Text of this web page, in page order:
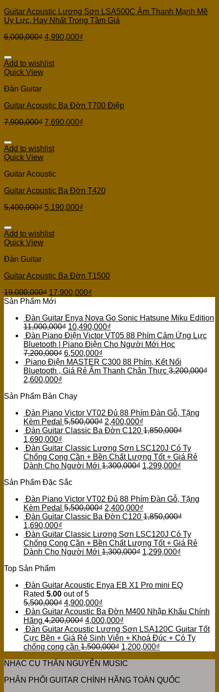
Guitar Acoustic Lương Sơn LSA500C Âm Thanh Mạnh Mẽ
Uy Lực, Hay Nhất Trong Tầm Giá
6,000,000₫ 4,990,000₫
Add to wishlist
Quick View
Đàn Guitar
Guitar Acoustic Ba Đờn T700 Điệp
7,900,000₫ 7,690,000₫
Add to wishlist
Quick View
Guitar Acoustic
Guitar Acoustic Ba Đờn T420
5,400,000₫ 5,190,000₫
Add to wishlist
Quick View
Đàn Guitar
Guitar Acoustic Ba Đờn T1500
19,000,000₫ 17,900,000₫
Sản Phẩm Mới
Đàn Guitar Enya Nova Go Sonic Hatsune Miku Edition
11,000,000₫ 10,490,000₫
Đàn Piano Điện Victor VT05 88 Phím Cảm Ứng Lực
Bluetooth | Piano Điện Cho Người Mới Học
7,200,000₫ 6,500,000₫
Piano Điện MASTER C300 88 Phím, Kết Nối
Bluetooth , Giá Rẻ Âm Thanh Chân Thực 3,200,000₫
2,600,000₫
Sản Phẩm Bán Chạy
Đàn Piano Victor VT02 Đủ 88 Phím Đàn Gỗ, Tặng
Kèm Pedal 5,500,000₫ 2,400,000₫
Đàn Guitar Classic Ba Đờn C120 1,850,000₫
1,690,000₫
Đàn Guitar Classic Lương Sơn LSC120J Có Ty
Chống Cong Cần + Bền Chất Lượng Tốt + Giá Rẻ
Dành Cho Người Mới 1,300,000₫ 1,299,000₫
Sản Phẩm Đặc Sắc
Đàn Piano Victor VT02 Đủ 88 Phím Đàn Gỗ, Tặng
Kèm Pedal 5,500,000₫ 2,400,000₫
Đàn Guitar Classic Ba Đờn C120 1,850,000₫
1,690,000₫
Đàn Guitar Classic Lương Sơn LSC120J Có Ty
Chống Cong Cần + Bền Chất Lượng Tốt + Giá Rẻ
Dành Cho Người Mới 1,300,000₫ 1,299,000₫
Top Sản Phẩm
Đàn Guitar Acoustic Enya EB X1 Pro mini EQ
Rated 5.00 out of 5
5,500,000₫ 4,900,000₫
Đàn Guitar Acoustic Ba Đờn M400 Nhập Khẩu Chính
Hãng 4,200,000₫ 4,000,000₫
Đàn Guitar Acoustic Lương Sơn LSA120C Guitar Tốt
Cực Bền + Giá Rẻ Sinh Viên + Khoá Đúc + Có Ty
chống cong cần 1,500,000₫ 1,200,000₫
NHẠC CỤ THÂN NGUYỄN MUSIC
PHÂN PHỐI GUITAR CHÍNH HÃNG TOÀN QUỐC